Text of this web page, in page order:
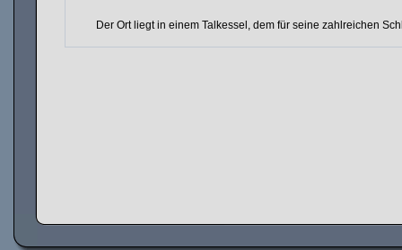
Der Ort liegt in einem Talkessel, dem für seine zahlreichen